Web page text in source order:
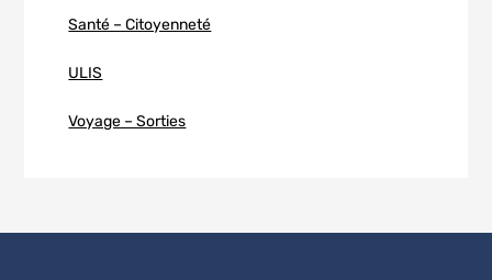
Santé – Citoyenneté
ULIS
Voyage – Sorties